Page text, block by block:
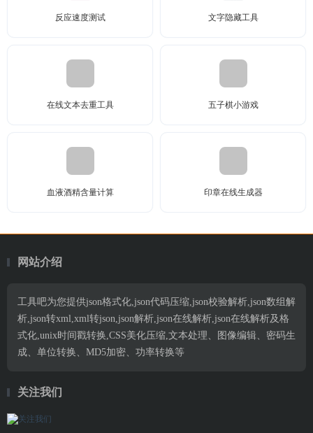
反应速度测试 文字隐藏工具
在线文本去重工具 五子棋小游戏
血液酒精含量计算 印章在线生成器
网站介绍
工具吧为您提供json格式化,json代码压缩,json校验解析,json数组解
析,json转xml,xml转json,json解析,json在线解析,json在线解析及格
式化,unix时间戳转换,CSS美化压缩,文本处理、图像编辑、密码生
成、单位转换、MD5加密、功率转换等
关注我们